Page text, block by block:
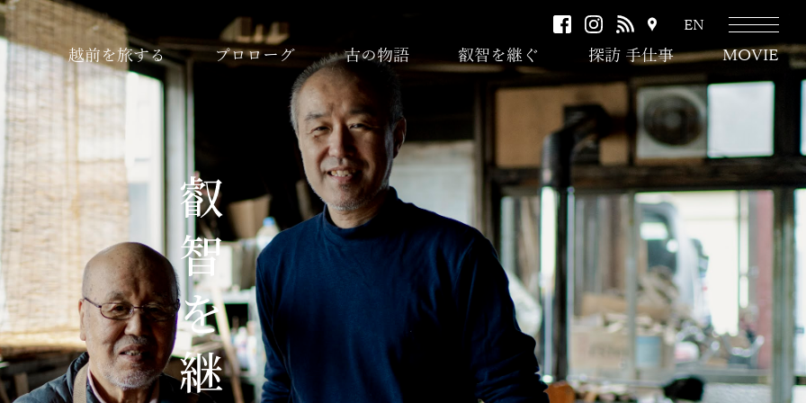
facebookinstagram
RSS
ク
セ
ス
EN
越前を旅する プロローグ 古の物語 叡智を継ぐ 探訪 手仕事 MOVIE